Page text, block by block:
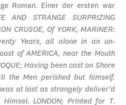
Roman. Einer der ersten war
AND STRANGE SURPRIZING
CRUSOE, Of YORK, MARINER:
Years, all alone in an un-
of AMERICA, near the Mouth
Having been cast on Shore
the Men perished but himself.
at last as strangely deliver‘d
LONDON; Printed for T.